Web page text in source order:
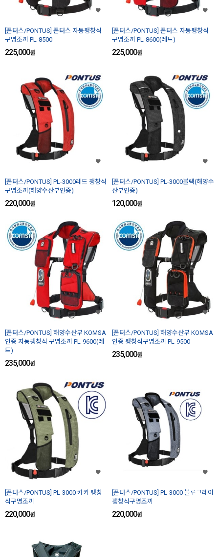
[폰터스/PONTUS] 폰터스 자동팽창식
구명조끼 PL-8500
225,000원
[폰터스/PONTUS] 폰터스 자동팽창식
구명조끼 PL-8600(레드)
225,000원
[폰터스/PONTUS] PL-3000레드 팽창식
구명조끼(해양수산부인증)
220,000원
[폰터스/PONTUS] PL-3000블랙(해양수
산부인증)
120,000원
[폰터스/PONTUS] 해양수산부 KOMSA
인증 자동팽창식 구명조끼 PL-9600(레
드)
235,000원
[폰터스/PONTUS] 해양수산부 KOMSA
인증 팽창식구명조끼 PL-9500
235,000원
[폰터스/PONTUS] PL-3000 카키 팽창
식구명조끼
220,000원
[폰터스/PONTUS] PL-3000 블루그레이
팽창식구명조끼
220,000원